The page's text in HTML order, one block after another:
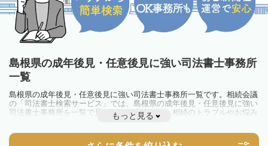
島根県の成年後見・任意後見に強い司法書士事務所
一覧
島根県の成年後見・任意後見に強い司法書士事務所一覧です。相続会議
の「司法書士検索サービス」では、島根県の成年後見・任意後見に強い
司法書士事務所を一覧で見ることが出来ます。相続のトラブルやお悩み
を抱えている方は一度近隣の司法書士に相談してみましょう。
もっと見る